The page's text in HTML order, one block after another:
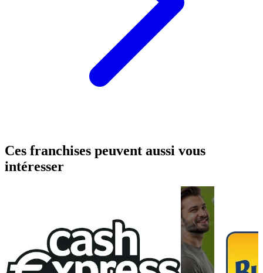
Ces franchises peuvent aussi vous
intéresser